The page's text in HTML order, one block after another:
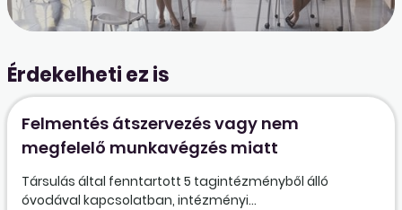
Érdekelheti ez is
Felmentés átszervezés vagy nem
megfelelő munkavégzés miatt
Társulás által fenntartott 5 tagintézményből álló
óvodával kapcsolatban, intézményi...